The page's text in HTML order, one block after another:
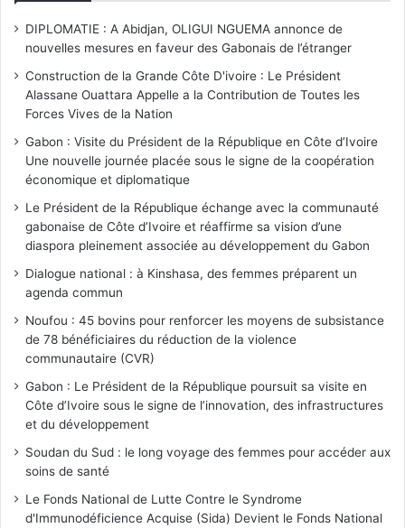
DIPLOMATIE : A Abidjan, OLIGUI NGUEMA annonce de
nouvelles mesures en faveur des Gabonais de l’étranger
Construction de la Grande Côte D'ivoire : Le Président
Alassane Ouattara Appelle a la Contribution de Toutes les
Forces Vives de la Nation
Gabon : Visite du Président de la République en Côte d’Ivoire
Une nouvelle journée placée sous le signe de la coopération
économique et diplomatique
Le Président de la République échange avec la communauté
gabonaise de Côte d’Ivoire et réaffirme sa vision d’une
diaspora pleinement associée au développement du Gabon
Dialogue national : à Kinshasa, des femmes préparent un
agenda commun
Noufou : 45 bovins pour renforcer les moyens de subsistance
de 78 bénéficiaires du réduction de la violence
communautaire (CVR)
Gabon : Le Président de la République poursuit sa visite en
Côte d’Ivoire sous le signe de l’innovation, des infrastructures
et du développement
Soudan du Sud : le long voyage des femmes pour accéder aux
soins de santé
Le Fonds National de Lutte Contre le Syndrome
d'Immunodéficience Acquise (Sida) Devient le Fonds National